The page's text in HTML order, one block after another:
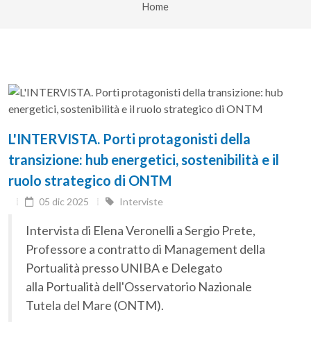
Home
L'INTERVISTA. Porti protagonisti della
transizione: hub energetici, sostenibilità e il
ruolo strategico di ONTM
05 dic 2025 Interviste
Intervista di Elena Veronelli a Sergio Prete,
Professore a contratto di Management della
Portualità presso UNIBA e Delegato
alla Portualità dell'Osservatorio Nazionale
Tutela del Mare (ONTM).